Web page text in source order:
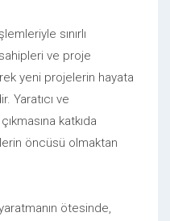
sınırlı
ve proje
yeni projelerin hayata
Yaratıcı ve
katkıda
öncüsü olmaktan
ötesinde,